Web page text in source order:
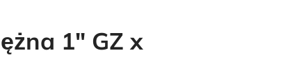
1″ GZ x